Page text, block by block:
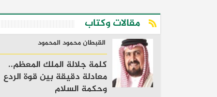
مقالات وكتاب
القبطان محمود المحمود
كلمة جلالة الملك المعظم..
معادلة دقيقة بين قوة الردع
وحكمة السلام